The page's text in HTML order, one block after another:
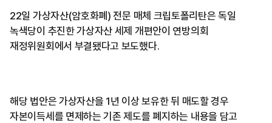
22일 가상자산(암호화폐) 전문 매체 크립토폴리탄은 독일
녹색당이 추진한 가상자산 세제 개편안이 연방의회
재정위원회에서 부결됐다고 보도했다.
해당 법안은 가상자산을 1년 이상 보유한 뒤 매도할 경우
자본이득세를 면제하는 기존 제도를 폐지하는 내용을 담고